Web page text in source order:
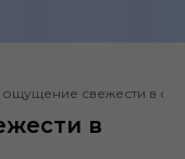
свежести в
в